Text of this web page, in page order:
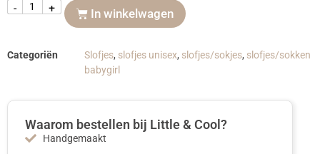
- + In winkelwagen
Categoriën Slofjes, slofjes unisex, slofjes/sokjes, slofjes/sokken
babygirl
Waarom bestellen bij Little & Cool?
Handgemaakt